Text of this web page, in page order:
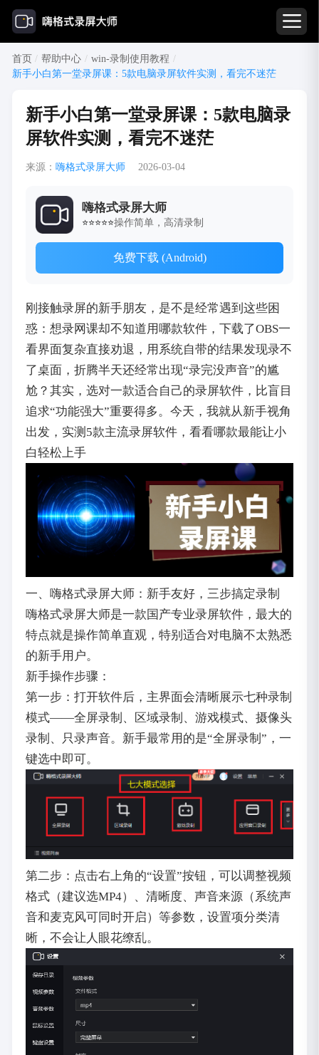
首页 / 帮助中心 / win-录制使用教程 /
新手小白第一堂录屏课：5款电脑录屏软件实测，看完不迷茫
新手小白第一堂录屏课：5款电脑录
屏软件实测，看完不迷茫
来源： 嗨格式录屏大师 2026-03-04
嗨格式录屏大师
⭐⭐⭐⭐⭐操作简单，高清录制
免费下载 (Android)
刚接触录屏的新手朋友，是不是经常遇到这些困
惑：想录网课却不知道用哪款软件，下载了OBS一
看界面复杂直接劝退，用系统自带的结果发现录不
了桌面，折腾半天还经常出现“录完没声音”的尴
尬？其实，选对一款适合自己的录屏软件，比盲目
追求“功能强大”重要得多。今天，我就从新手视角
出发，实测5款主流录屏软件，看看哪款最能让小
白轻松上手
一、嗨格式录屏大师：新手友好，三步搞定录制
嗨格式录屏大师是一款国产专业录屏软件，最大的
特点就是操作简单直观，特别适合对电脑不太熟悉
的新手用户。
新手操作步骤：
第一步：打开软件后，主界面会清晰展示七种录制
模式——全屏录制、区域录制、游戏模式、摄像头
录制、只录声音。新手最常用的是“全屏录制”，一
键选中即可。
第二步：点击右上角的“设置”按钮，可以调整视频
格式（建议选MP4）、清晰度、声音来源（系统声
音和麦克风可同时开启）等参数，设置项分类清
晰，不会让人眼花缭乱。